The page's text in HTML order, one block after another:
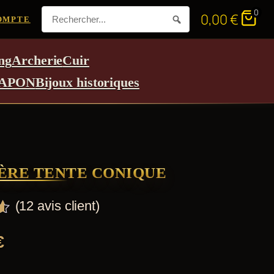
0,00€ 0
ArcherieCuir
Bijoux historiques
TENTE CONIQUE
(12 avis client)